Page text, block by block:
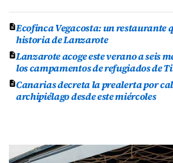
Ecofinca Vegacosta: un restaurante
historia de Lanzarote
Lanzarote acoge este verano a seis
los campamentos de refugiados de
Canarias decreta la prealerta por
archipiélago desde este miércoles